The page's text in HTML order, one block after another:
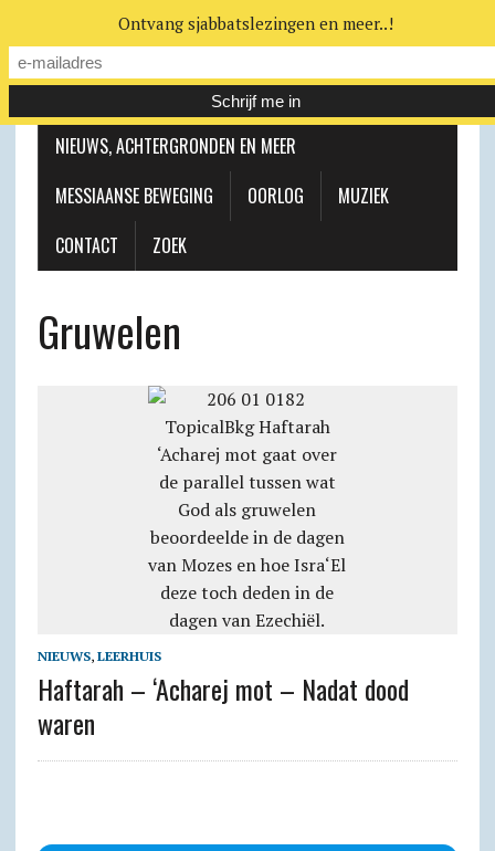
MESSIAANSE GEMEENTE
NIEUWS, ACHTERGRONDEN EN MEER
MESSIAANSE BEWEGING
OORLOG
MUZIEK
CONTACT
ZOEK
Gruwelen
NIEUWS, LEERHUIS
Haftarah – ‘Acharej mot – Nadat dood
waren
Ontvang sjabbatslezingen en meer..!